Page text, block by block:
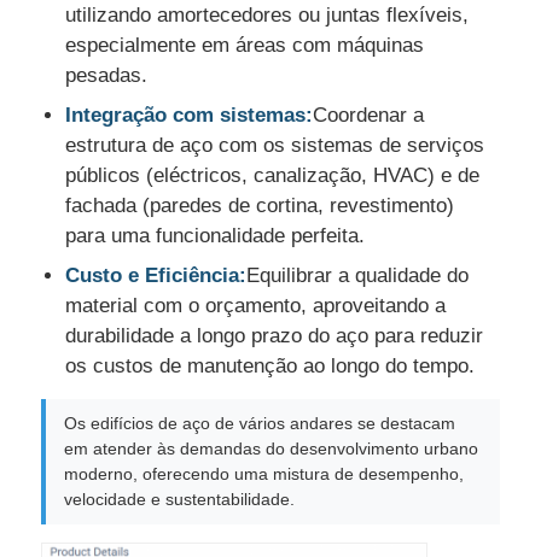
utilizando amortecedores ou juntas flexíveis,
especialmente em áreas com máquinas
pesadas.
Integração com sistemas:Coordenar a
estrutura de aço com os sistemas de serviços
públicos (eléctricos, canalização, HVAC) e de
fachada (paredes de cortina, revestimento)
para uma funcionalidade perfeita.
Custo e Eficiência:Equilibrar a qualidade do
material com o orçamento, aproveitando a
durabilidade a longo prazo do aço para reduzir
os custos de manutenção ao longo do tempo.
Os edifícios de aço de vários andares se destacam
em atender às demandas do desenvolvimento urbano
moderno, oferecendo uma mistura de desempenho,
velocidade e sustentabilidade.